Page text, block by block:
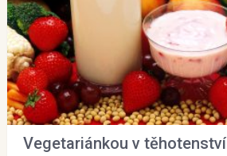
Vegetariánkou v těhotenství